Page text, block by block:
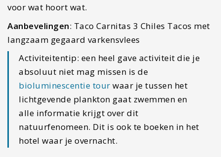
voor wat hoort wat.
Aanbevelingen: Taco Carnitas 3 Chiles Tacos met
langzaam gegaard varkensvlees
Activiteitentip: een heel gave activiteit die je
absoluut niet mag missen is de
bioluminescentie tour waar je tussen het
lichtgevende plankton gaat zwemmen en
alle informatie krijgt over dit
natuurfenomeen. Dit is ook te boeken in het
hotel waar je overnacht.